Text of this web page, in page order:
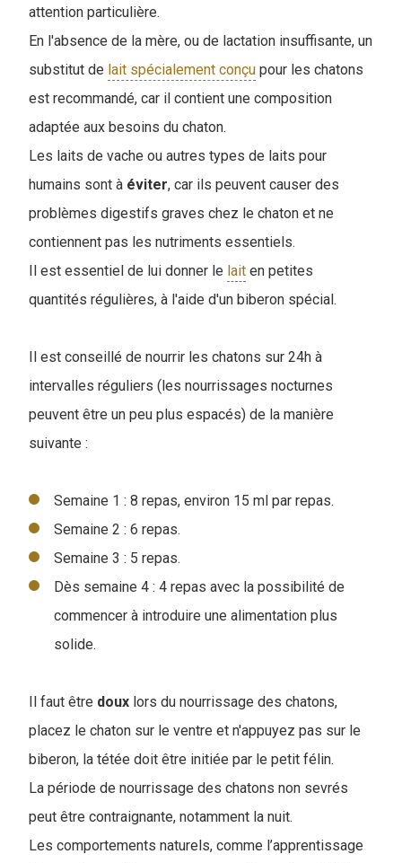
attention particulière.
En l'absence de la mère, ou de lactation insuffisante, un
substitut de lait spécialement conçu pour les chatons
est recommandé, car il contient une composition
adaptée aux besoins du chaton.
Les laits de vache ou autres types de laits pour
humains sont à éviter, car ils peuvent causer des
problèmes digestifs graves chez le chaton et ne
contiennent pas les nutriments essentiels.
Il est essentiel de lui donner le lait en petites
quantités régulières, à l'aide d'un biberon spécial.
Il est conseillé de nourrir les chatons sur 24h à
intervalles réguliers (les nourrissages nocturnes
peuvent être un peu plus espacés) de la manière
suivante :
Semaine 1 : 8 repas, environ 15 ml par repas.
Semaine 2 : 6 repas.
Semaine 3 : 5 repas.
Dès semaine 4 : 4 repas avec la possibilité de
commencer à introduire une alimentation plus
solide.
Il faut être doux lors du nourrissage des chatons,
placez le chaton sur le ventre et n'appuyez pas sur le
biberon, la tétée doit être initiée par le petit félin.
La période de nourrissage des chatons non sevrés
peut être contraignante, notamment la nuit.
Les comportements naturels, comme l’apprentissage